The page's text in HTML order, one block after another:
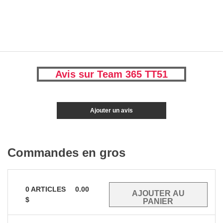
Avis sur Team 365 TT51
Ajouter un avis
Commandes en gros
0ARTICLES
0.00
$